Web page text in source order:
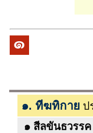
๑. ทีฆทิกาย ป
๑ สีลขันธวรรค